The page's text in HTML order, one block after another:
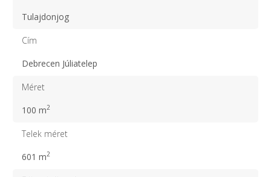
Tulajdonjog
Cím
Debrecen Júliatelep
Méret
100 m2
Telek méret
601 m2